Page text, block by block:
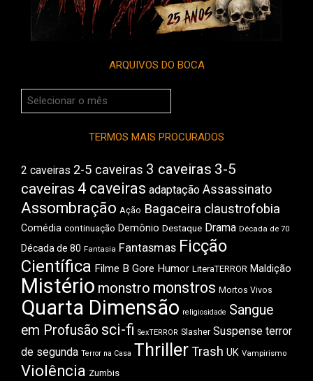
ARQUIVOS DO BOCA
Arquivos
do
TERMOS MAIS PROCURADOS
2 caveiras 2-5 caveiras 3 caveiras 3-5
caveiras 4 caveiras adaptação Assassinato
Assombração Ação Bagaceira claustrofobia
Comédia continuação Demônio Destaque Drama Década de 70
Década de 80 Fantasia Fantasmas Ficção
Científica Filme B Gore Humor LiteraTERROR Maldição
Mistério monstro monstros Mortos Vivos
Quarta Dimensão religiosidade Sangue
em Profusão sci-fi SexTERROR Slasher Suspense terror
de segunda Terror na Casa ThrillerTrash UK Vampirismo
Violência Zumbis